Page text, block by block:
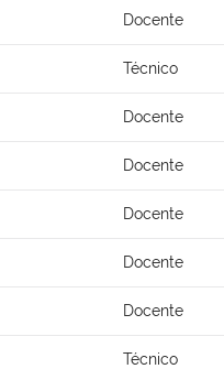
Docente
Técnico
Docente
Docente
Docente
Docente
Docente
Técnico